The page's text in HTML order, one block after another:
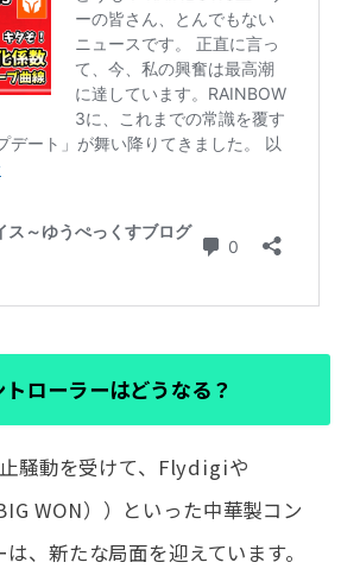
ローラーはどうなる？
騒動を受けて、Flydigiや
WON））といった中華製コン
、新たな局面を迎えています。